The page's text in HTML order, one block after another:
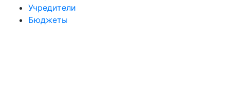
Учредители
Бюджеты